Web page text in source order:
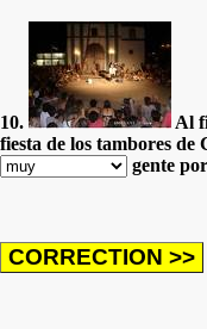
10.
Al
fiesta de los tambores de
gente